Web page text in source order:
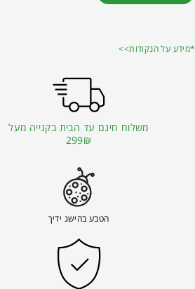
*מידע על הנקודות>>
משלוח חינם עד הבית בקנייה מעל
299₪
הטבע בהישג ידיך